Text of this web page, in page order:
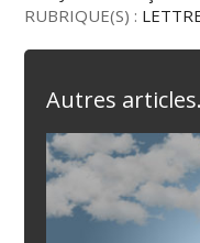
RUBRIQUE(S) :
Autres